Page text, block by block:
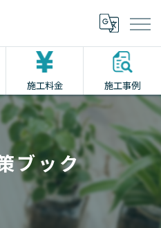
施工料金 施工事例
ブック